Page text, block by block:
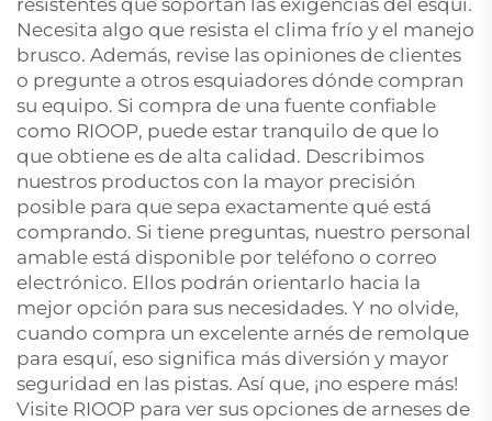
Necesita algo que resista el clima frío y el manejo
brusco. Además, revise las opiniones de clientes
o pregunte a otros esquiadores dónde compran
su equipo. Si compra de una fuente confiable
como RIOOP, puede estar tranquilo de que lo
que obtiene es de alta calidad. Describimos
nuestros productos con la mayor precisión
posible para que sepa exactamente qué está
comprando. Si tiene preguntas, nuestro personal
amable está disponible por teléfono o correo
electrónico. Ellos podrán orientarlo hacia la
mejor opción para sus necesidades. Y no olvide,
cuando compra un excelente arnés de remolque
para esquí, eso significa más diversión y mayor
seguridad en las pistas. Así que, ¡no espere más!
Visite RIOOP para ver sus opciones de arneses de